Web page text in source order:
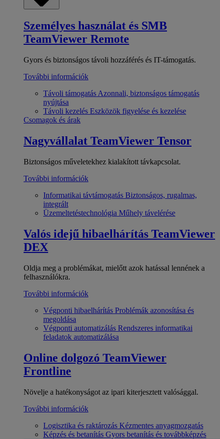
Személyes használat és SMB
TeamViewer Remote
Gyors és biztonságos távoli hozzáférés és IT-támogatás.
További információk
Távoli támogatás Azonnali, biztonságos támogatás
nyújtása
Távoli kezelés Eszközök figyelése és kezelése
Csomagok és árak
Nagyvállalat TeamViewer Tensor
Biztonságos műveletekhez kialakított távkapcsolat.
További információk
Informatikai távtámogatás Biztonságos, rugalmas,
integrált
Üzemeltetéstechnológia Műhely távelérése
Valós idejű hibaelhárítás TeamViewer
DEX
Oldja meg a problémákat, mielőtt azok hatással lennének a
felhasználókra.
További információk
Végponti hibaelhárítás Problémák azonosítása és
megoldása
Végponti automatizálás Rendszeres informatikai
feladatok automatizálása
Online dolgozó TeamViewer
Frontline
Növelje a hatékonyságot az ipari kiterjesztett valósággal.
További információk
Logisztika és raktározás Kézmentes anyagmozgatás
Képzés és betanítás Gyors betanítás és továbbképzés